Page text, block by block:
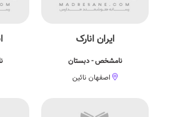
ایران انارک
نامشخص - دبستان
اصفهان نائین